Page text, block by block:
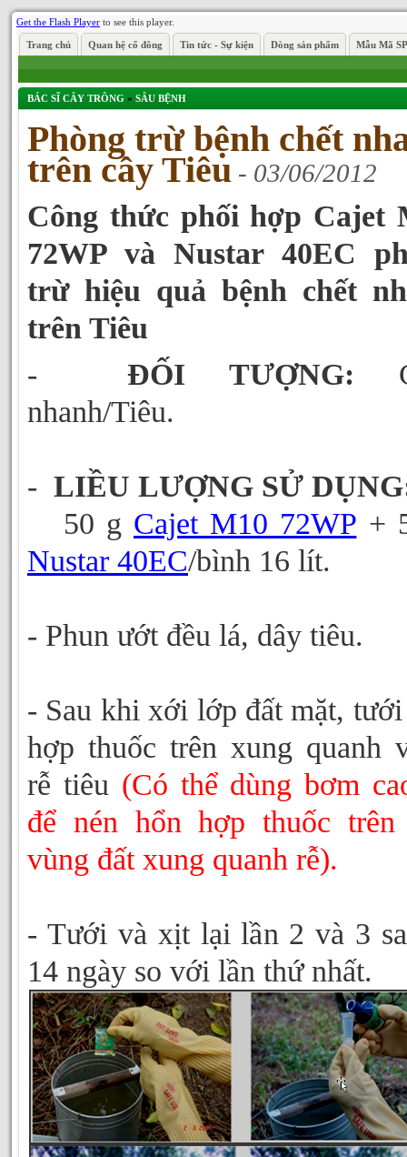
Get the Flash Player to see this player.
Trang chủ Quan hệ cổ đông Tin tức - Sự kiện Dòng sản phẩm Mẫu Mã SP
BÁC SĨ CÂY TRÔNG » SÂU BỆNH
Phòng trừ bệnh chết
trên cây Tiêu - 03/06/2012
Công thức phối hợp Cajet
72WP và Nustar 40EC
trừ hiệu quả bệnh chết
trên Tiêu
- ĐỐI TƯỢNG:
nhanh/Tiêu.
- LIỀU LƯỢNG SỬ
50 g Cajet M10 72WP +
Nustar 40EC/bình 16 lít.
- Phun ướt đều lá, dây tiêu.
- Sau khi xới lớp đất mặt,
hợp thuốc trên xung quanh
rễ tiêu (Có thể dùng bơm
để nén hổn hợp thuốc trên
vùng đất xung quanh rễ).
- Tưới và xịt lại lần 2 và 3
14 ngày so với lần thứ nhất.